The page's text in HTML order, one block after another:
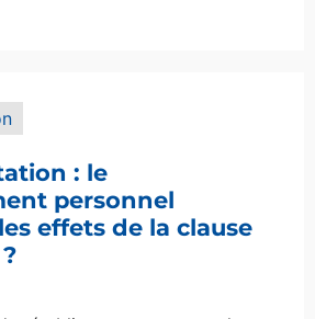
: le
personnel
effets de la clause